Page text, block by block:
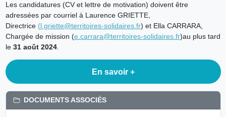
Les candidatures (CV et lettre de motivation) doivent être
adressées par courriel à Laurence GRIETTE,
Directrice (l.griette@territoires-solidaires.fr) et Ella CARRARA,
Chargée de mission (e.carrara@territoires-solidaires.fr)au plus tard
le 31 août 2024.
En savoir +
DOCUMENTS ASSOCIÉS